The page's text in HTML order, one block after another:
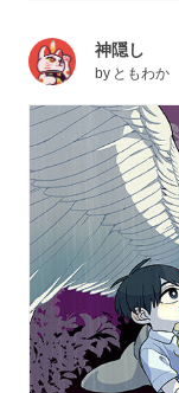
神隠し
by ともわか